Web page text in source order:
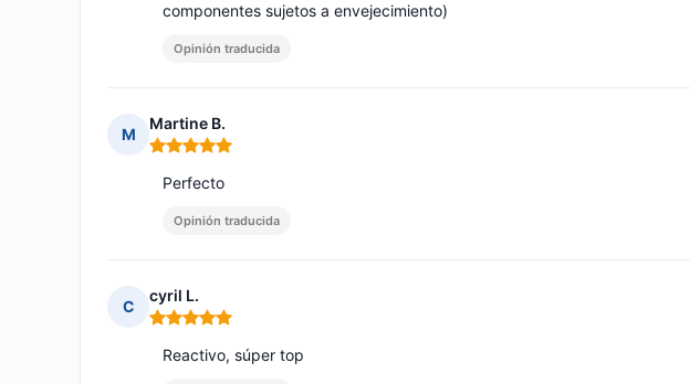
componentes sujetos a envejecimiento)
Opinión traducida
M
Martine B.
Nota: 5 de 5
Perfecto
Opinión traducida
C
cyril L.
Nota: 5 de 5
Reactivo, súper top